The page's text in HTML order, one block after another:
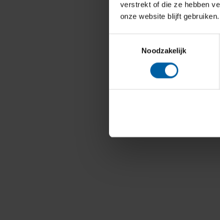
verstrekt of die ze hebben
onze website blijft gebruiken.
Noodzakelijk